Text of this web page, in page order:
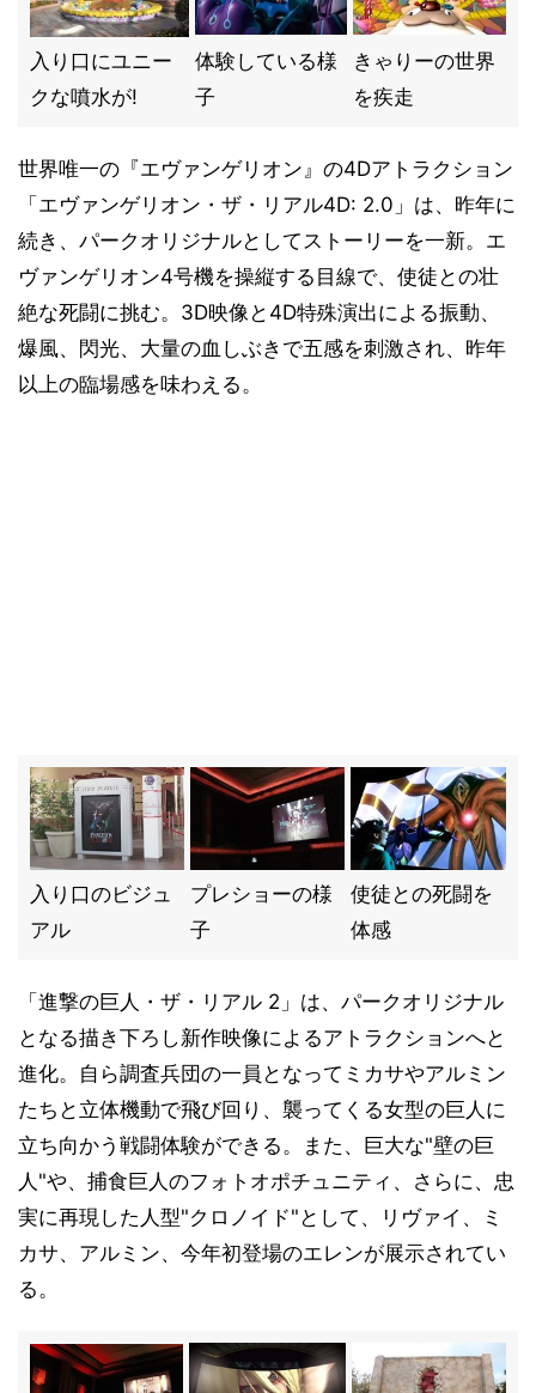
入り口にユニー
クな噴水が!
体験している様
子
きゃりーの世界
を疾走
世界唯一の『エヴァンゲリオン』の4Dアトラクション
「エヴァンゲリオン・ザ・リアル4D: 2.0」は、昨年に
続き、パークオリジナルとしてストーリーを一新。エ
ヴァンゲリオン4号機を操縦する目線で、使徒との壮
絶な死闘に挑む。3D映像と4D特殊演出による振動、
爆風、閃光、大量の血しぶきで五感を刺激され、昨年
以上の臨場感を味わえる。
入り口のビジュ
アル
プレショーの様
子
使徒との死闘を
体感
「進撃の巨人・ザ・リアル 2」は、パークオリジナル
となる描き下ろし新作映像によるアトラクションへと
進化。自ら調査兵団の一員となってミカサやアルミン
たちと立体機動で飛び回り、襲ってくる女型の巨人に
立ち向かう戦闘体験ができる。また、巨大な"壁の巨
人"や、捕食巨人のフォトオポチュニティ、さらに、忠
実に再現した人型"クロノイド"として、リヴァイ、ミ
カサ、アルミン、今年初登場のエレンが展示されてい
る。